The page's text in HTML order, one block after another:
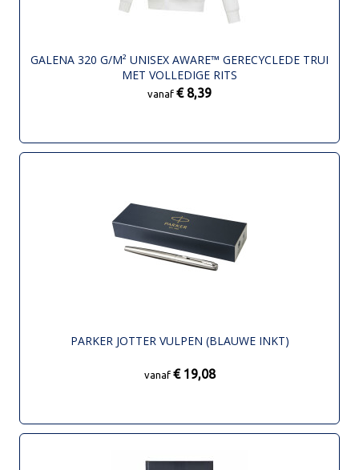
GALENA 320 G/M² UNISEX AWARE™ GERECYCLEDE TRUI
MET VOLLEDIGE RITS
vanaf € 8,39
PARKER JOTTER VULPEN (BLAUWE INKT)
vanaf € 19,08